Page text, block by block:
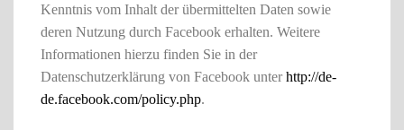
Kenntnis vom Inhalt der übermittelten Daten sowie
deren Nutzung durch Facebook erhalten. Weitere
Informationen hierzu finden Sie in der
Datenschutzerklärung von Facebook unterhttp://de-
de.facebook.com/policy.php.